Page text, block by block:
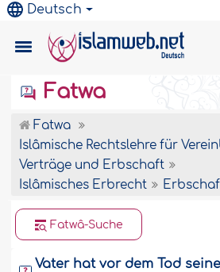
Deutsch
Fatwa
Fatwa
Islâmische Rechtslehre für
Verträge und Erbschaft
Islâmisches Erbrecht
Fatwâ-Suche
Vater hat vor dem Tod